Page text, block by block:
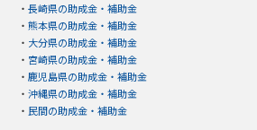
・ 長崎県の助成金・補助金
・ 熊本県の助成金・補助金
・ 大分県の助成金・補助金
・ 宮崎県の助成金・補助金
・ 鹿児島県の助成金・補助金
・ 沖縄県の助成金・補助金
・ 民間の助成金・補助金